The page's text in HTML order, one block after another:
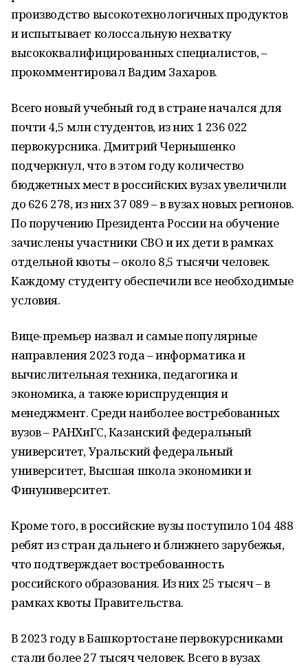
производство высокотехнологичных продуктов
и испытывает колоссальную нехватку
высококвалифицированных специалистов, –
прокомментировал Вадим Захаров.
Всего новый учебный год в стране начался для
почти 4,5 млн студентов, из них 1 236 022
первокурсника. Дмитрий Чернышенко
подчеркнул, что в этом году количество
бюджетных мест в российских вузах увеличили
до 626 278, из них 37 089 – в вузах новых регионов.
По поручению Президента России на обучение
зачислены участники СВО и их дети в рамках
отдельной квоты – около 8,5 тысячи человек.
Каждому студенту обеспечили все необходимые
условия.
Вице-премьер назвал и самые популярные
направления 2023 года – информатика и
вычислительная техника, педагогика и
экономика, а также юриспруденция и
менеджмент. Среди наиболее востребованных
вузов – РАНХиГС, Казанский федеральный
университет, Уральский федеральный
университет, Высшая школа экономики и
Финуниверситет.
Кроме того, в российские вузы поступило 104 488
ребят из стран дальнего и ближнего зарубежья,
что подтверждает востребованность
российского образования. Из них 25 тысяч – в
рамках квоты Правительства.
В 2023 году в Башкортостане первокурсниками
стали более 27 тысяч человек. Всего в вузах